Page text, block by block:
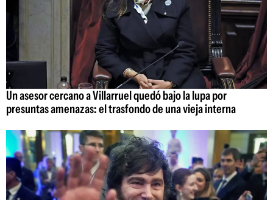
Un asesor cercano a Villarruel quedó bajo la lupa por
presuntas amenazas: el trasfondo de una vieja interna